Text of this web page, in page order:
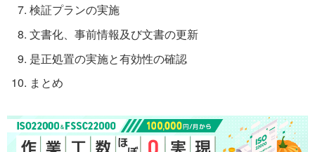
検証プランの実施
文書化、事前情報及び文書の更新
是正処置の実施と有効性の確認
まとめ